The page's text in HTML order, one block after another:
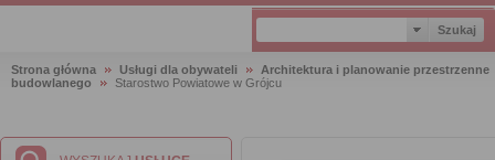
Strona główna Usługi dla obywateli
Architektura i planowanie przestrzenne
budowlanego
Starostwo Powiatowe w Grójcu